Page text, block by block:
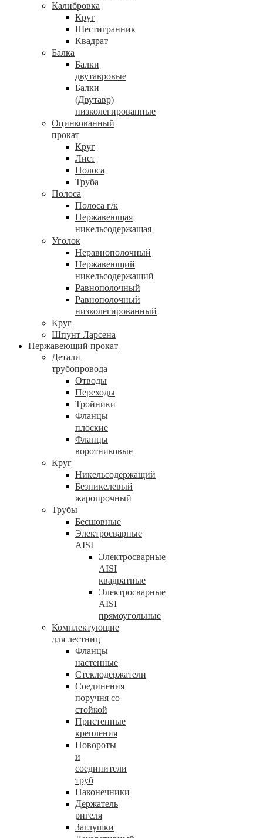
Калибровка
Круг
Шестигранник
Квадрат
Балка
Балки
двутавровые
Балки
(Двутавр)
низколегированные
Оцинкованный
прокат
Круг
Лист
Полоса
Труба
Полоса
Полоса г/к
Нержавеющая
никельсодержащая
Уголок
Неравнополочный
Нержавеющий
никельсодержащий
Равнополочный
Равнополочный
низколегированный
Круг
Шпунт Ларсена
Нержавеющий прокат
Детали
трубопровода
Отводы
Переходы
Тройники
Фланцы
плоские
Фланцы
воротниковые
Круг
Никельсодержащий
Безникелевый
жаропрочный
Трубы
Бесшовные
Электросварные
AISI
Электросварные
AISI
квадратные
Электросварные
AISI
прямоугольные
Комплектующие
для лестниц
Фланцы
настенные
Стеклодержатели
Соединения
поручня со
стойкой
Пристенные
крепления
Повороты
и
соединители
труб
Наконечники
Держатель
ригеля
Заглушки